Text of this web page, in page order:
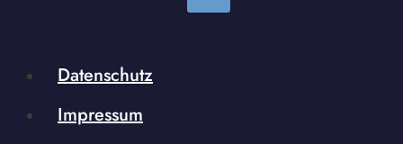
Datenschutz
Impressum